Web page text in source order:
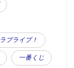
ラブライブ！
一番くじ